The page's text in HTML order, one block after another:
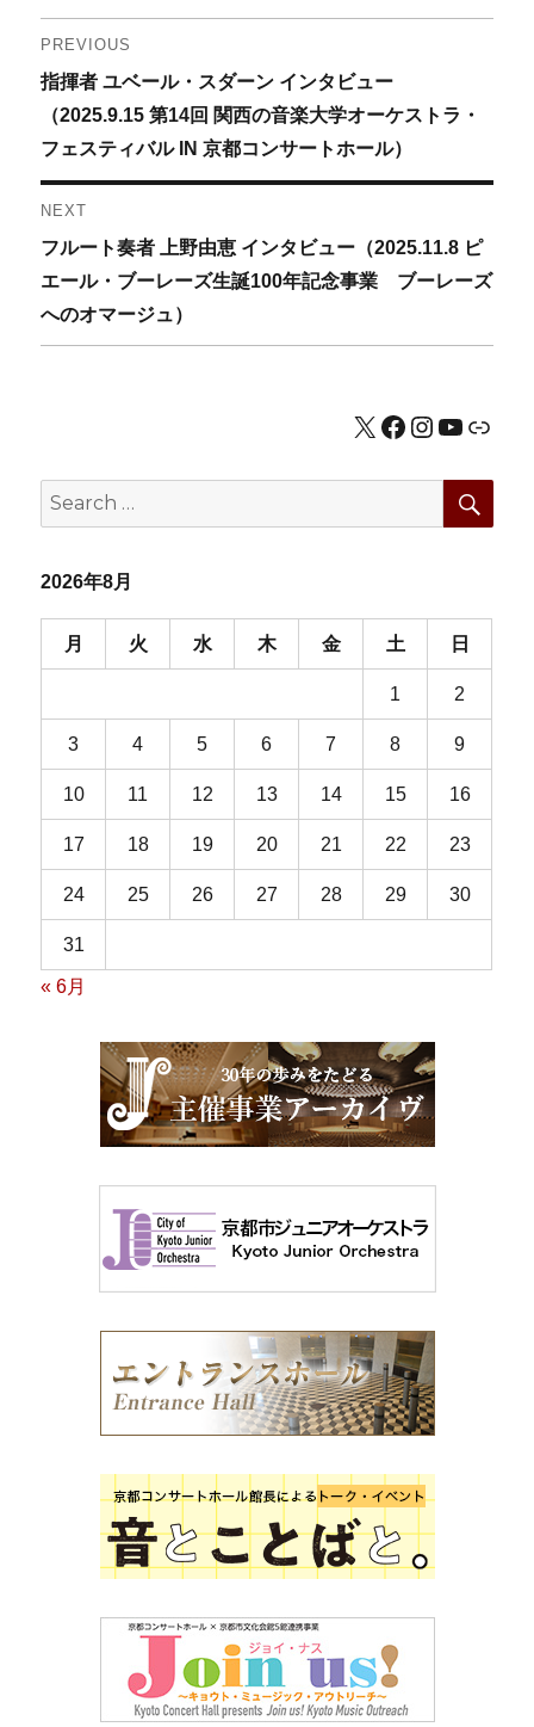
投
稿
ナ
ビ
ゲ
ー
シ
PREVIOUS
Previous
post:
指揮者 ユベール・スダーン インタビュー
（2025.9.15 第14回 関西の音楽大学オーケストラ・
フェスティバル IN 京都コンサートホール）
NEXT
Next
post:
フルート奏者 上野由恵 インタビュー（2025.11.8 ピ
エール・ブーレーズ生誕100年記念事業 ブーレーズ
へのオマージュ）
X Facebook
Instagram
公式HP
Search
for:
2026年8月
月 火 水 木 金 土 日
1 2
3 4 5 6 7 8 9
10 11 12 13 14 15 16
17 18 19 20 21 22 23
24 25 26 27 28 29 30
31
« 6月